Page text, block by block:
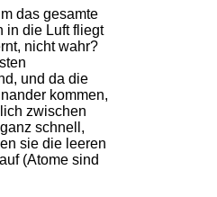
das gesamte
in die Luft fliegt
nicht wahr?
und da die
kommen,
zwischen
schnell,
sie die leeren
(Atome sind